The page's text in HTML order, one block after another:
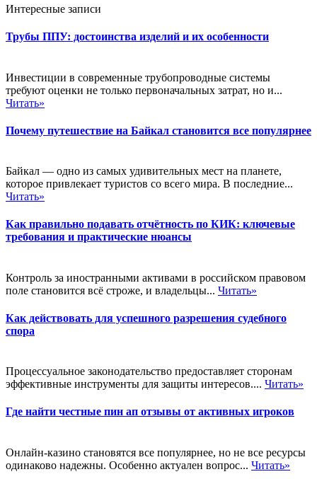
Интересные записи
Трубы ППУ: достоинства изделий и их особенности
Инвестиции в современные трубопроводные системы
требуют оценки не только первоначальных затрат, но и...
Читать»
Почему путешествие на Байкал становится все популярнее
Байкал — одно из самых удивительных мест на планете,
которое привлекает туристов со всего мира. В последние...
Читать»
Как правильно подавать отчётность по КИК: ключевые
требования и практические нюансы
Контроль за иностранными активами в российском правовом
поле становится всё строже, и владельцы... Читать»
Как действовать для успешного разрешения судебного
спора
Процессуальное законодательство предоставляет сторонам
эффективные инструменты для защиты интересов.... Читать»
Где найти честные пин ап отзывы от активных игроков
Онлайн-казино становятся все популярнее, но не все ресурсы
одинаково надежны. Особенно актуален вопрос... Читать»